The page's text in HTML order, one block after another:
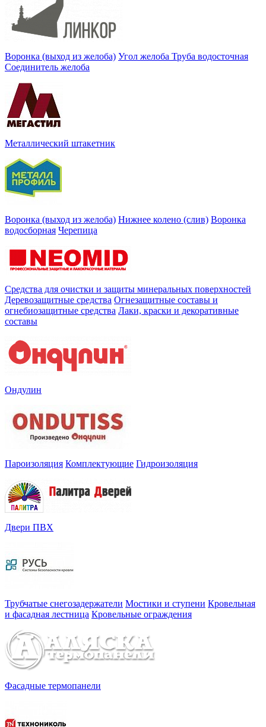
Воронка (выход из желоба) Угол желоба Труба водосточная
Соединитель желоба
Металлический штакетник
Воронка (выход из желоба) Нижнее колено (слив) Воронка
водосборная Черепица
Средства для очистки и защиты минеральных поверхностей
Деревозащитные средства Огнезащитные составы и
огнебиозащитные средства Лаки, краски и декоративные
составы
Ондулин
Пароизоляция Комплектующие Гидроизоляция
Двери ПВХ
Трубчатые снегозадержатели Мостики и ступени Кровельная
и фасадная лестница Кровельные ограждения
Фасадные термопанели